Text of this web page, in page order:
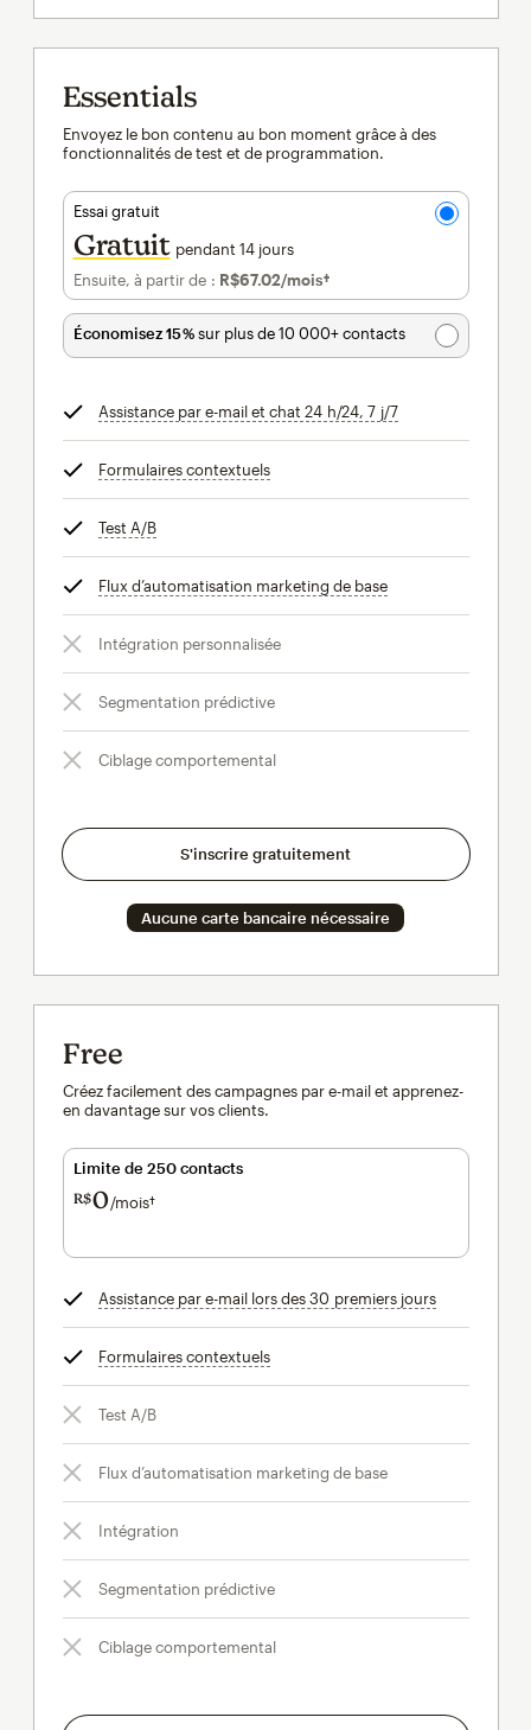
Essentials
Envoyez le bon contenu au bon moment grâce à des
fonctionnalités de test et de programmation.
Essai gratuit
Gratuit pendant 14 jours
Ensuite, à partir de : R$67.02/mois†par mois†
Économisez 15 %sur plus de 10 000+ contacts
Assistance par e-mail et chat 24 h/24, 7 j/7infobulle
Formulaires contextuelsinfobulle
Test A/Binfobulle
Flux d’automatisation marketing de baseinfobulle
Intégration personnalisée
Segmentation prédictive
Ciblage comportemental
S'inscrire gratuitement
Aucune carte bancaire nécessaire
Free
Créez facilement des campagnes par e-mail et apprenez-
en davantage sur vos clients.
Limite de 250 contacts
R$0 /mois†par mois†
Assistance par e-mail lors des 30 premiers joursinfobulle
Formulaires contextuelsinfobulle
Test A/B
Flux d’automatisation marketing de base
Intégration
Segmentation prédictive
Ciblage comportemental